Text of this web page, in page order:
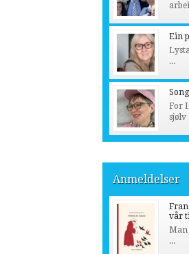
Ein
...
For
sjølv
Anmeldelser
vår
Man
...